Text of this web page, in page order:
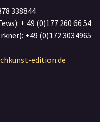
338844
+ 49 (0)177 260 66 54
+49 (0)172 3034965
edition.de